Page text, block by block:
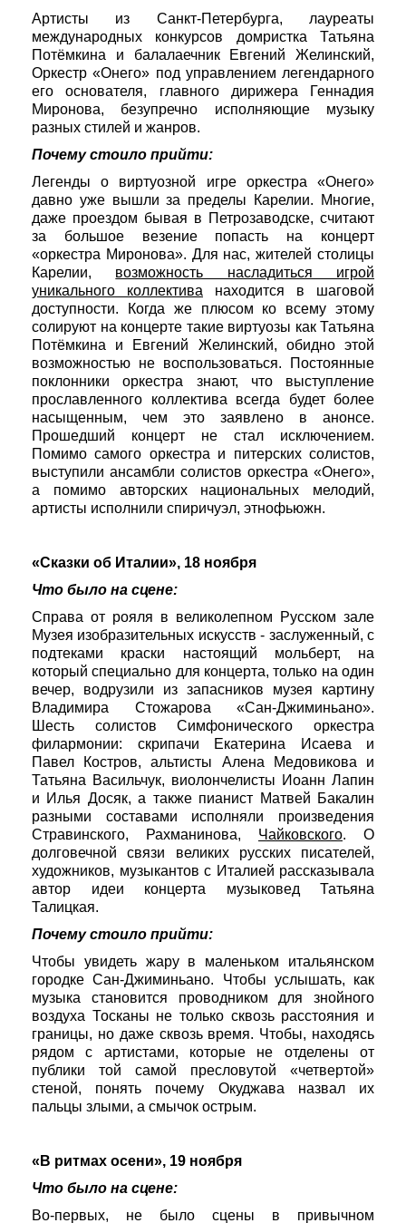
Артисты из Санкт-Петербурга, лауреаты
международных конкурсов домристка Татьяна
Потёмкина и балалаечник Евгений Желинский,
Оркестр «Онего» под управлением легендарного
его основателя, главного дирижера Геннадия
Миронова, безупречно исполняющие музыку
разных стилей и жанров.
Почему стоило прийти:
Легенды о виртуозной игре оркестра «Онего»
давно уже вышли за пределы Карелии. Многие,
даже проездом бывая в Петрозаводске, считают
за большое везение попасть на концерт
«оркестра Миронова». Для нас, жителей столицы
Карелии, возможность насладиться игрой
уникального коллектива находится в шаговой
доступности. Когда же плюсом ко всему этому
солируют на концерте такие виртуозы как Татьяна
Потёмкина и Евгений Желинский, обидно этой
возможностью не воспользоваться. Постоянные
поклонники оркестра знают, что выступление
прославленного коллектива всегда будет более
насыщенным, чем это заявлено в анонсе.
Прошедший концерт не стал исключением.
Помимо самого оркестра и питерских солистов,
выступили ансамбли солистов оркестра «Онего»,
а помимо авторских национальных мелодий,
артисты исполнили спиричуэл, этнофьюжн.
«Сказки об Италии», 18 ноября
Что было на сцене:
Справа от рояля в великолепном Русском зале
Музея изобразительных искусств - заслуженный, с
подтеками краски настоящий мольберт, на
который специально для концерта, только на один
вечер, водрузили из запасников музея картину
Владимира Стожарова «Сан-Джиминьано».
Шесть солистов Симфонического оркестра
филармонии: скрипачи Екатерина Исаева и
Павел Костров, альтисты Алена Медовикова и
Татьяна Васильчук, виолончелисты Иоанн Лапин
и Илья Досяк, а также пианист Матвей Бакалин
разными составами исполняли произведения
Стравинского, Рахманинова, Чайковского. О
долговечной связи великих русских писателей,
художников, музыкантов с Италией рассказывала
автор идеи концерта музыковед Татьяна
Талицкая.
Почему стоило прийти:
Чтобы увидеть жару в маленьком итальянском
городке Сан-Джиминьано. Чтобы услышать, как
музыка становится проводником для знойного
воздуха Тосканы не только сквозь расстояния и
границы, но даже сквозь время. Чтобы, находясь
рядом с артистами, которые не отделены от
публики той самой пресловутой «четвертой»
стеной, понять почему Окуджава назвал их
пальцы злыми, а смычок острым.
«В ритмах осени», 19 ноября
Что было на сцене:
Во-первых, не было сцены в привычном